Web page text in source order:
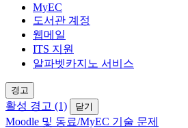
MyEC
도서관 계정
웹메일
ITS 지원
알파벳카지노 서비스
경고
활성 경고 (1) 닫기
Moodle 및 동료/MyEC 기술 문제